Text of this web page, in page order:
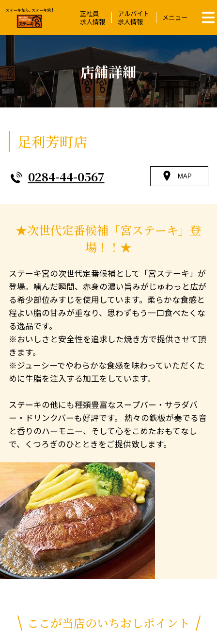
ステーキ宮 | ステーキ＆ハンバーグレス
正社員
求人情報
アルバイト
求人情報
メニュー
店舗詳細
足利芳町店
0284-44-0567 MAP
★次世代定番候補「宮ステーキ」登
場！！★
ステーキ宮の次世代定番候補として「宮ステーキ」が
登場。噛んだ瞬間、赤身の濃い旨みがじゅわっと広が
る希少部位みすじを使用しています。柔らかな食感と
程よい脂の甘みが重なり、思わずもう一口食べたくな
る逸品です。
※おいしさと安全性を追求した焼き方で提供させて頂
きます。
※ジューシーでやわらかな食感を味わっていただくた
めに牛脂を注入する加工をしています。
ステーキの他にも種類豊富なスープバー・サラダバ
ー・ドリンクバーも好評です。 熱々の鉄板が奏でる音
と香りのハーモニー、そして心をこめたおもてなし
で、くつろぎのひとときをご提供致します。
ここが当店のいちおしポイント